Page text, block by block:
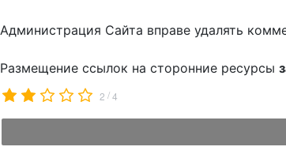
Администрация Сайта вправе удалять
Размещение ссылок на сторонние ресурсы
2 /4